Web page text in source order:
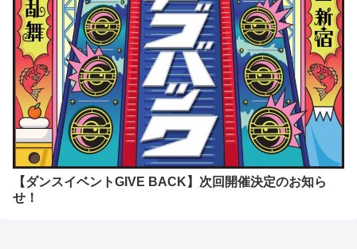
【ダンスイベントGIVE BACK】次回開催決定のお知ら
せ！